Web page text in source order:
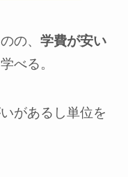
の、 学費が安い
べる。
があるし単位を